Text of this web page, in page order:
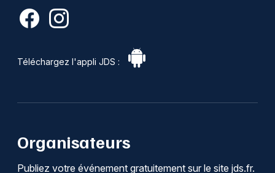
Téléchargez l'appli JDS :
Organisateurs
Publiez votre événement gratuitement sur le site jds.fr.